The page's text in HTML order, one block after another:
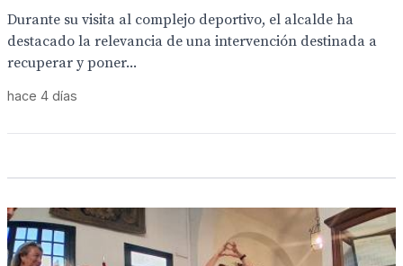
Durante su visita al complejo deportivo, el alcalde ha
destacado la relevancia de una intervención destinada a
recuperar y poner...
hace 4 días